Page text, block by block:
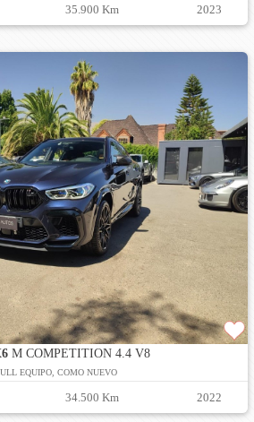
35.900 Km 2023
M COMPETITION 4.4 V8
EQUIPO, COMO NUEVO
34.500 Km 2022